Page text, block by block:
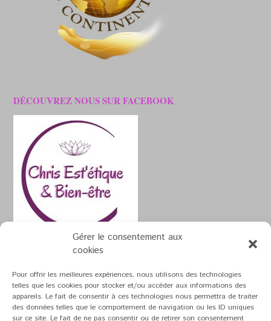
Gérer le consentement aux
cookies
Pour offrir les meilleures expériences, nous utilisons des technologies
telles que les cookies pour stocker et/ou accéder aux informations des
appareils. Le fait de consentir à ces technologies nous permettra de traiter
des données telles que le comportement de navigation ou les ID uniques
sur ce site. Le fait de ne pas consentir ou de retirer son consentement
DÉCOUVREZ NOUS SUR FACEBOOK
Theme byOut the Box